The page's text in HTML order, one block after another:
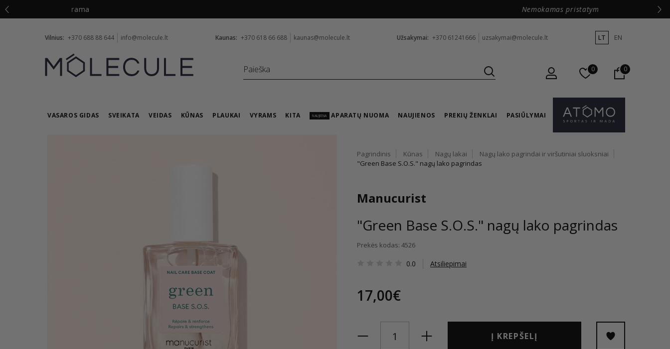
Vilnius: +370 688 88 644 info@molecule.lt Kaunas: +370 618 66 688 kaunas@molecule.lt Užsakymai: +370 61241666 uzsakymai@molecule.lt LT EN
0 0
VASAROS GIDAS SVEIKATA VEIDAS KŪNAS PLAUKAI VYRAMS KITA NAUJIENA APARATŲ NUOMA NAUJIENOS PREKIŲ ŽENKLAI PASIŪLYMAI
Pagrindinis Kūnas Nagų lakai
Nagų lako pagrindai ir viršutiniai sluoksniai
"Green Base S.O.S." nagų lako pagrindas
Manucurist
"Green Base S.O.S." nagų lako pagrindas
Prekės kodas: 4526
0.0 Atsiliepimai
17,00€
Į KREPŠELĮ